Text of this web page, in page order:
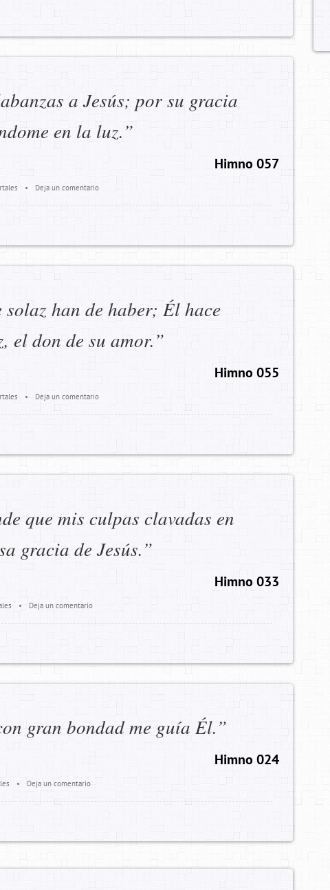
a Jesús; por su gracia
en la luz.”
Himno 057
• Deja un comentario
solaz han de haber; Él hace
el don de su amor.”
Himno 055
• Deja un comentario
que mis culpas clavadas en
gracia de Jesús.”
Himno 033
• Deja un comentario
gran bondad me guía Él.”
Himno 024
• Deja un comentario